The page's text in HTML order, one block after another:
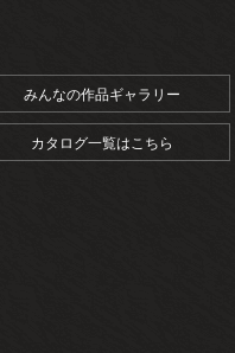
みんなの作品ギャラリー
カタログ一覧はこちら